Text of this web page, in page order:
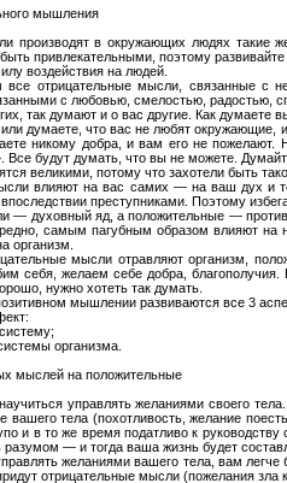
мышления
производят в окружающих людях такие
привлекательными, поэтому
воздействия на людей.
отрицательные мысли, связанные с
с любовью, смелостью, радостью,
так думают и о вас другие. Как думаете
думаете, что вас не любят окружающие,
никому добра, и вам его не
Все будут думать, что вы не можете.
великими, потому что захотели быть
влияют на вас самих — на ваш дух и
преступниками. Поэтому
— духовный яд, а положительные —
самым пагубным образом влияют на
организм.
мысли отравляют организм,
себя, желаем себе добра,
нужно хотеть так думать.
мышлении развиваются все 3
организма.
мыслей на положительные
управлять желаниями своего
вашего тела (похотливость, желание
и в то же время податливо к
разумом — и тогда ваша жизнь будет
желаниями вашего тела, вам
отрицательные мысли (пожелания зла